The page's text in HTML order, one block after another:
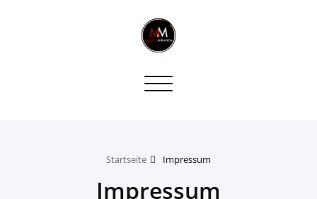
Toggle
Startseite Impressum
Impressum